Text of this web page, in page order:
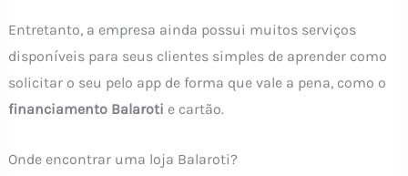
Entretanto, a empresa ainda possui muitos serviços
disponíveis para seus clientes simples de aprender como
solicitar o seu pelo app de forma que vale a pena, como o
financiamento Balaroti e cartão.
Onde encontrar uma loja Balaroti?